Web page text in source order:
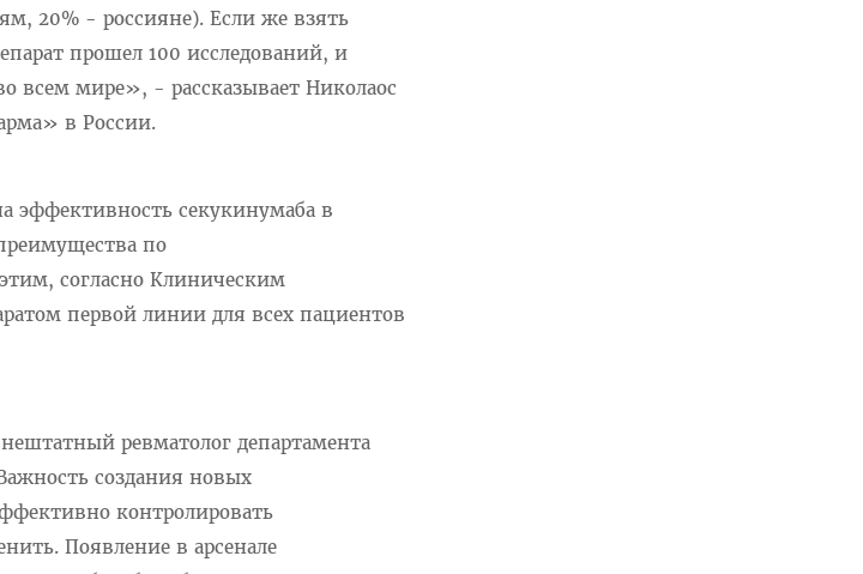
20% - россияне). Если же взять
прошел 100 исследований, и
всем мире», - рассказывает Николаос
в России.
эффективность секукинумаба в
по
согласно Клиническим
первой линии для всех пациентов
ревматолог департамента
создания новых
контролировать
Появление в арсенале